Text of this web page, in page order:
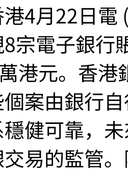
4月22日電
宗電子銀行
港元。香港
案由銀行
健可靠，
易的監管